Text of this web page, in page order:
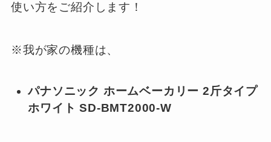
使い方をご紹介します！
※我が家の機種は、
パナソニック ホームベーカリー 2斤タイプ
ホワイト SD-BMT2000-W